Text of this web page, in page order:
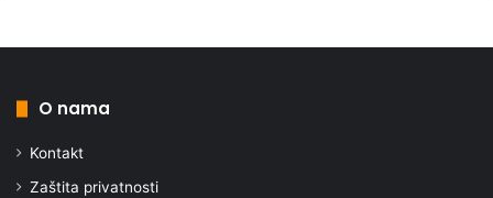
O nama
Kontakt
Zaštita privatnosti